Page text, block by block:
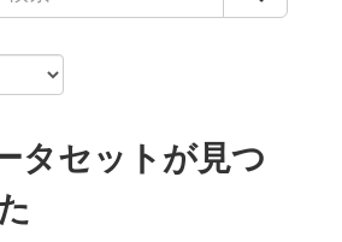
タセットが見つ